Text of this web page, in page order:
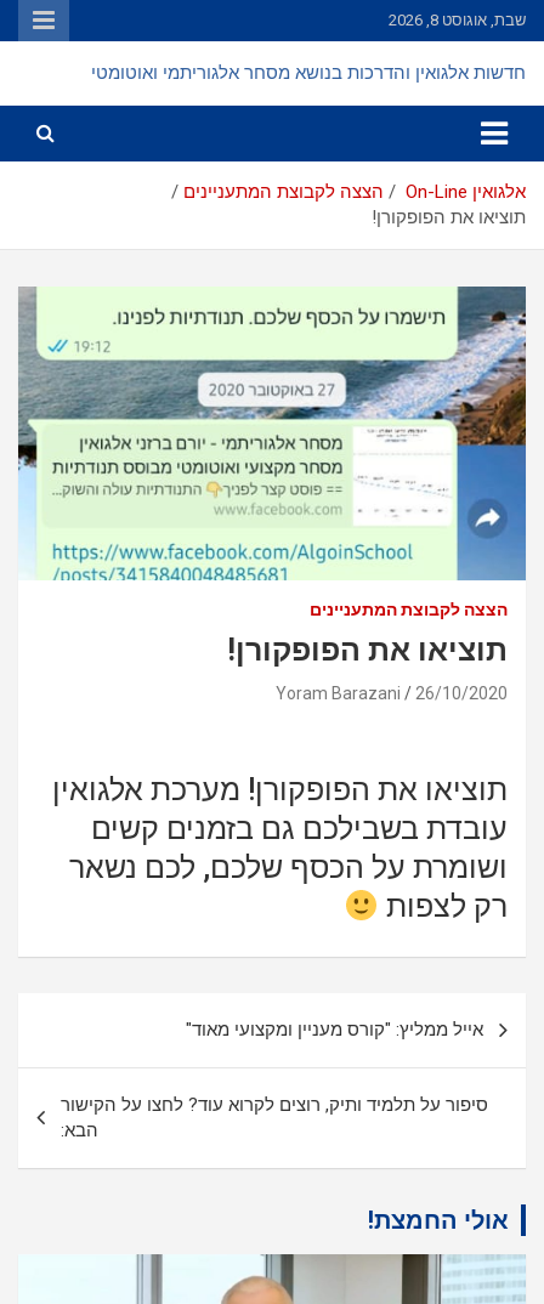
Skip
to
שבת, אוגוסט 8, 2026
חדשות אלגואין והדרכות בנושא מסחר אלגוריתמי ואוטומטי
אלגואין On-Line
הצצה לקבוצת המתעניינים
תוציאו את הפופקורן!
הצצה לקבוצת המתעניינים
תוציאו את הפופקורן!
26/10/2020
Yoram Barazani
תוציאו את הפופקורן! מערכת אלגואין
עובדת בשבילכם גם בזמנים קשים
ושומרת על הכסף שלכם, לכם נשאר
רק לצפות
אייל ממליץ: "קורס מעניין ומקצועי מאוד"
סיפור על תלמיד ותיק, רוצים לקרוא עוד? לחצו על הקישור
הבא:
אולי החמצת!